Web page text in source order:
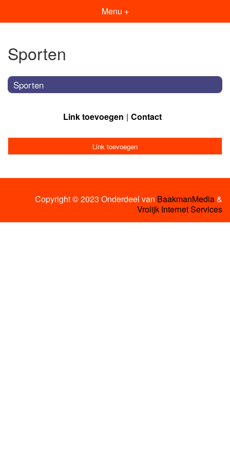
Menu +
Sporten
Sporten
Link toevoegen Contact
Link toevoegen
Copyright © 2023 Onderdeel van BaakmanMedia&
Vrolijk Internet Services